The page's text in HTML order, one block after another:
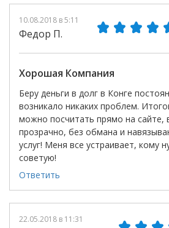
10.08.2018 в 5:11
Федор П.
Хорошая Компания
Беру деньги в долг в Конге
возникало никаких проблем.
можно посчитать прямо на сайте,
прозрачно, без обмана и
услуг! Меня все устраивает, кому
советую!
Ответить
22.05.2018 в 11:31